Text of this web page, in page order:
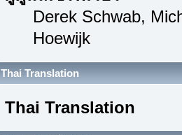
Derek Schwab,
Hoewijk
Thai Translation
Thai Translation